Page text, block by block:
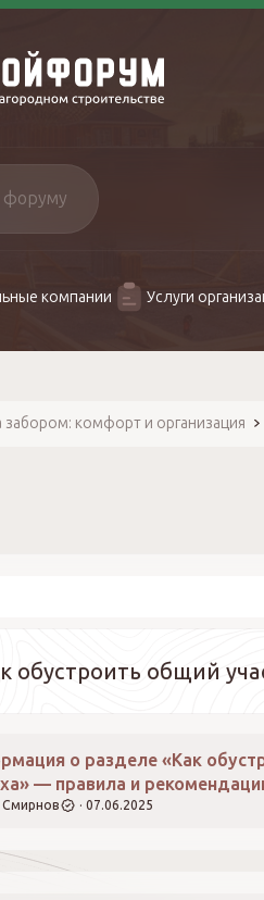
компании Услуги
забором: комфорт и организация
обустроить общий
о разделе «Как
— правила и
Смирнов 07.06.2025